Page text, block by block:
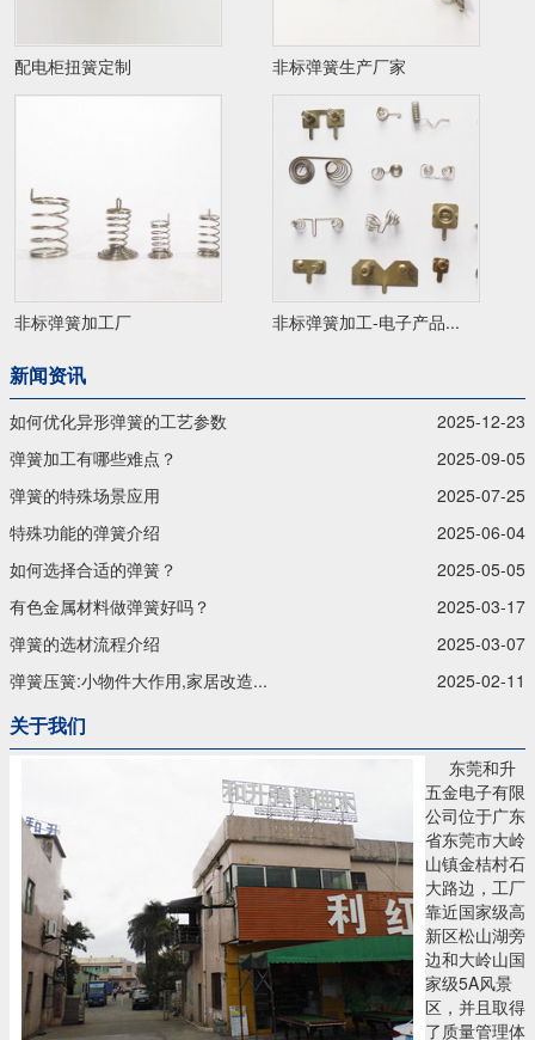
配电柜扭簧定制 非标弹簧生产厂家
非标弹簧加工厂 非标弹簧加工-电子产品...
新闻资讯
如何优化异形弹簧的工艺参数
2025-12-23
弹簧加工有哪些难点？
2025-09-05
弹簧的特殊场景应用
2025-07-25
特殊功能的弹簧介绍
2025-06-04
如何选择合适的弹簧？
2025-05-05
有色金属材料做弹簧好吗？
2025-03-17
弹簧的选材流程介绍
2025-03-07
弹簧压簧:小物件大作用,家居改造...
2025-02-11
关于我们
东莞和升
五金电子有限
公司位于广东
省东莞市大岭
山镇金桔村石
大路边，工厂
靠近国家级高
新区松山湖旁
边和大岭山国
家级5A风景
区，并且取得
了质量管理体